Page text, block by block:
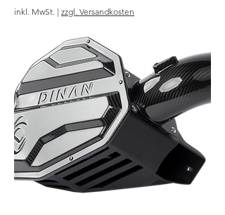
inkl. MwSt. | zzgl. Versandkosten